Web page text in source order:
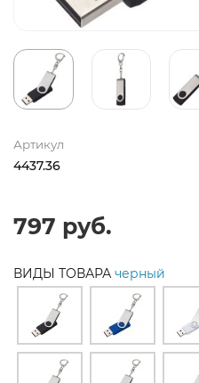
Артикул
4437.36
797 руб.
ВИДЫ ТОВАРА черный